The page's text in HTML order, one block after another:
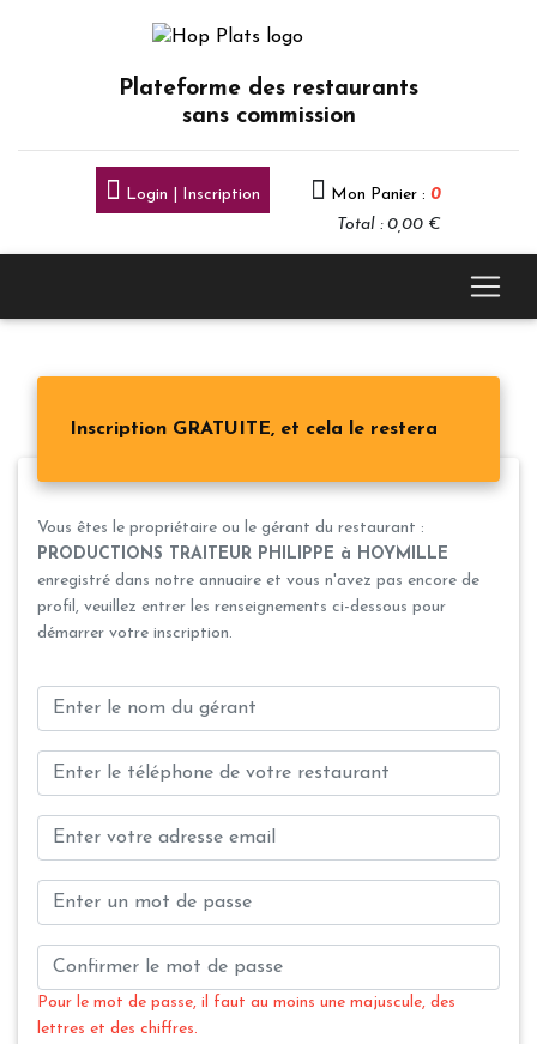
Plateforme des restaurants
sans commission
Login | Inscription Mon Panier : 0
Total : 0,00 €
Inscription GRATUITE, et cela le restera
Vous êtes le propriétaire ou le gérant du restaurant :
PRODUCTIONS TRAITEUR PHILIPPE à HOYMILLE
enregistré dans notre annuaire et vous n'avez pas encore de
profil, veuillez entrer les renseignements ci-dessous pour
démarrer votre inscription.
Pour le mot de passe, il faut au moins une majuscule, des
lettres et des chiffres.